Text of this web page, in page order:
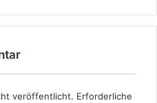
veröffentlicht. Erforderliche